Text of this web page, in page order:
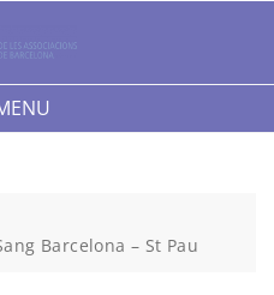
Barcelona – St Pau